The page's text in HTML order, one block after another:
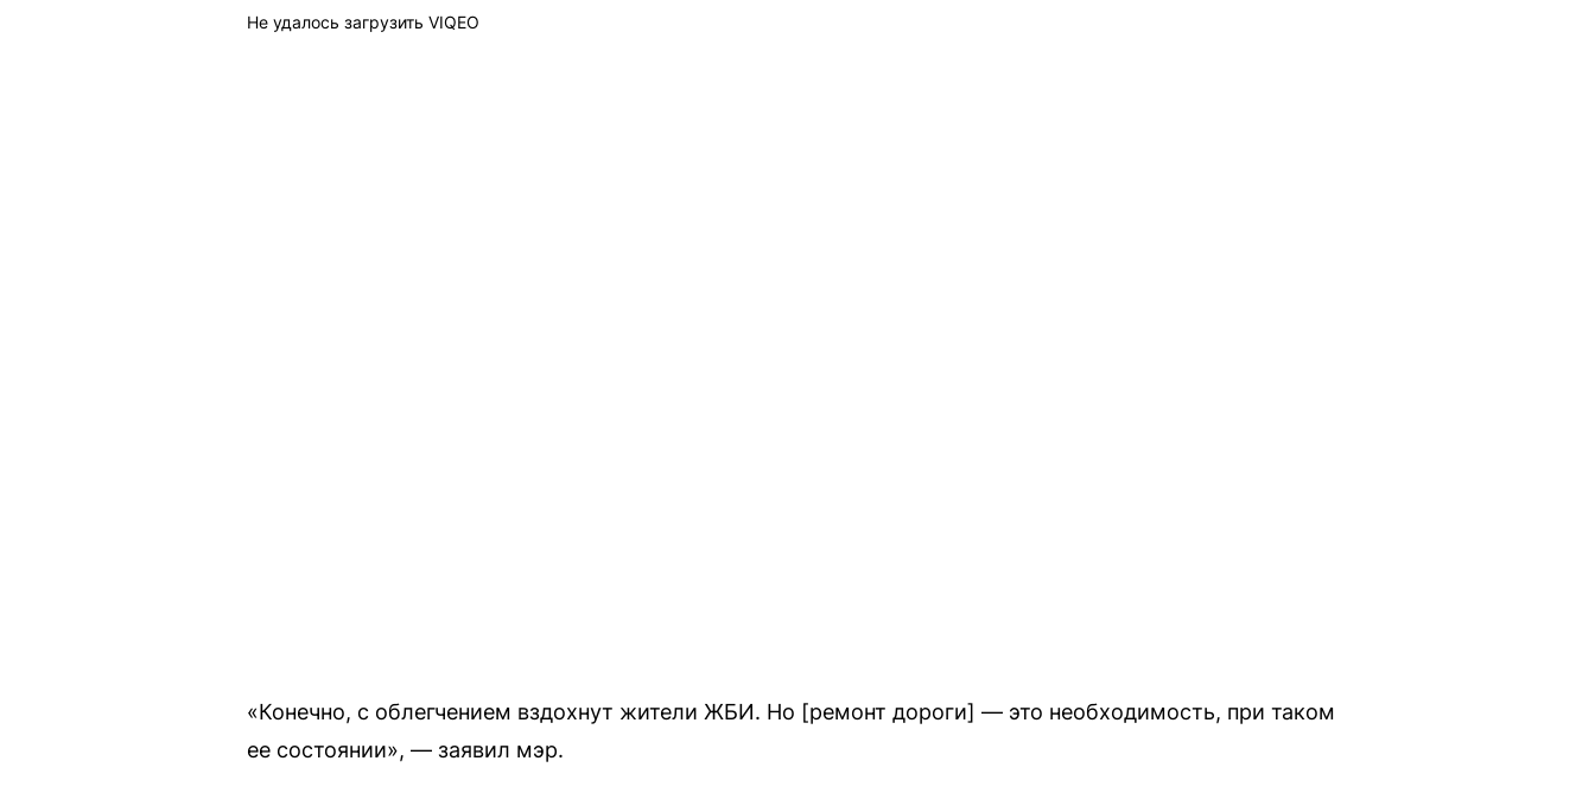
Не удалось загрузить VIQEO
«Конечно, с облегчением вздохнут жители ЖБИ. Но [ремонт дороги] — это необходимость, при таком
ее состоянии», — заявил мэр.